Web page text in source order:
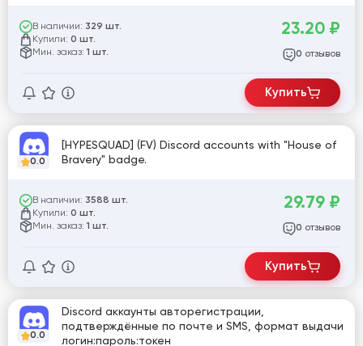
В наличии: 329 шт.
Купили: 0 шт.
Мин. заказ: 1 шт.
23.20 ₽
0 отзывов
Купить
0.0
[HYPESQUAD] (FV) Discord accounts with "House of
Bravery" badge.
В наличии: 3588 шт.
Купили: 0 шт.
Мин. заказ: 1 шт.
29.79 ₽
0 отзывов
Купить
0.0
Discord аккаунты авторегистрации,
подтверждённые по почте и SMS, формат выдачи
логин:пароль:токен